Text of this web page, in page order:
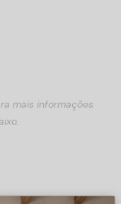
mais informações